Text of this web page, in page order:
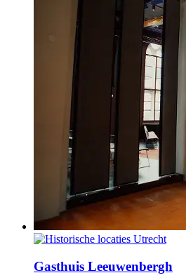
Gasthuis Leeuwenbergh